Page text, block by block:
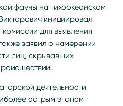
фауны на тихоокеанском
инициировал
для выявления
заявил о намерении
лиц, скрывавших
деятельности
острым этапом